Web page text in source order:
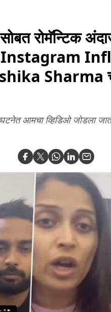
रोमॅन्टिक
Instagram
Sharma
आमचा व्हिडिओ जोडला